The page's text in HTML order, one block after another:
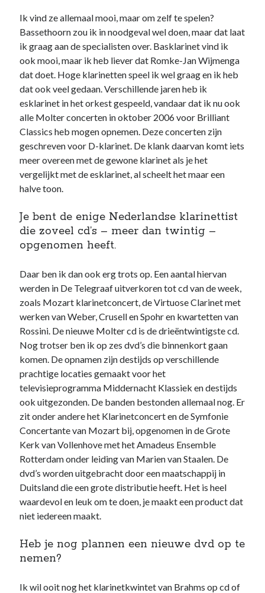
Ik vind ze allemaal mooi, maar om zelf te spelen?
Bassethoorn zou ik in noodgeval wel doen, maar dat laat
ik graag aan de specialisten over. Basklarinet vind ik
ook mooi, maar ik heb liever dat Romke-Jan Wijmenga
dat doet. Hoge klarinetten speel ik wel graag en ik heb
dat ook veel gedaan. Verschillende jaren heb ik
esklarinet in het orkest gespeeld, vandaar dat ik nu ook
alle Molter concerten in oktober 2006 voor Brilliant
Classics heb mogen opnemen. Deze concerten zijn
geschreven voor D-klarinet. De klank daarvan komt iets
meer overeen met de gewone klarinet als je het
vergelijkt met de esklarinet, al scheelt het maar een
halve toon.
Je bent de enige Nederlandse klarinettist
die zoveel cd’s – meer dan twintig –
opgenomen heeft.
Daar ben ik dan ook erg trots op. Een aantal hiervan
werden in De Telegraaf uitverkoren tot cd van de week,
zoals Mozart klarinetconcert, de Virtuose Clarinet met
werken van Weber, Crusell en Spohr en kwartetten van
Rossini. De nieuwe Molter cd is de drieëntwintigste cd.
Nog trotser ben ik op zes dvd’s die binnenkort gaan
komen. De opnamen zijn destijds op verschillende
prachtige locaties gemaakt voor het
televisieprogramma Middernacht Klassiek en destijds
ook uitgezonden. De banden bestonden allemaal nog. Er
zit onder andere het Klarinetconcert en de Symfonie
Concertante van Mozart bij, opgenomen in de Grote
Kerk van Vollenhove met het Amadeus Ensemble
Rotterdam onder leiding van Marien van Staalen. De
dvd’s worden uitgebracht door een maatschappij in
Duitsland die een grote distributie heeft. Het is heel
waardevol en leuk om te doen, je maakt een product dat
niet iedereen maakt.
Heb je nog plannen een nieuwe dvd op te
nemen?
Ik wil ooit nog het klarinetkwintet van Brahms op cd of